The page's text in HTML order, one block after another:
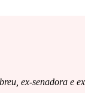
ex-senadora e